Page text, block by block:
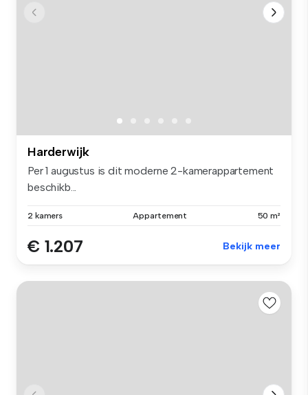
Harderwijk
Per 1 augustus is dit moderne 2-kamerappartement
beschikb...
2 kamers Appartement 50 m²
€ 1.207 Bekijk meer